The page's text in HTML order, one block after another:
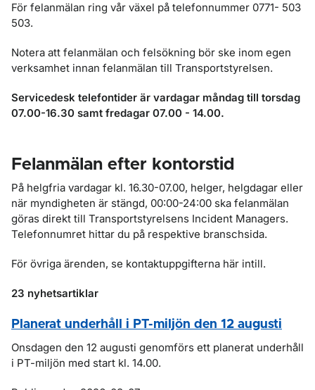
För felanmälan ring vår växel på telefonnummer 0771- 503
503.
Notera att felanmälan och felsökning bör ske inom egen
verksamhet innan felanmälan till Transportstyrelsen.
Servicedesk telefontider är vardagar måndag till torsdag
07.00-16.30 samt fredagar 07.00 - 14.00.
Felanmälan efter kontorstid
På helgfria vardagar kl. 16.30-07.00, helger, helgdagar eller
när myndigheten är stängd, 00:00-24:00 ska felanmälan
göras direkt till Transportstyrelsens Incident Managers.
Telefonnumret hittar du på respektive branschsida.
För övriga ärenden, se kontaktuppgifterna här intill.
23 nyhetsartiklar
Planerat underhåll i PT-miljön den 12 augusti
Onsdagen den 12 augusti genomförs ett planerat underhåll
i PT-miljön med start kl. 14.00.